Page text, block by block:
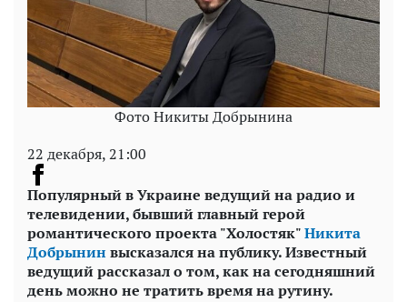
Фото Никиты Добрынина
22 декабря, 21:00
Популярный в Украине ведущий на радио и
телевидении, бывший главный герой
романтического проекта "Холостяк"Никита
Добрынинвысказался на публику. Известный
ведущий рассказал о том, как на сегодняшний
день можно не тратить время на рутину.